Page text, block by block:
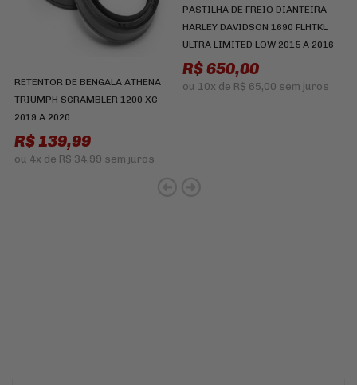
RETENTOR DE BENGALA ATHENA
TRIUMPH SCRAMBLER 1200 XC
2019 A 2020
R$ 139,99
ou 4x de R$ 34,99 sem juros
PASTILHA DE FREIO DIANTEIRA
HARLEY DAVIDSON 1690 FLHTKL
ULTRA LIMITED LOW 2015 A 2016
R$ 650,00
ou 10x de R$ 65,00 sem juros